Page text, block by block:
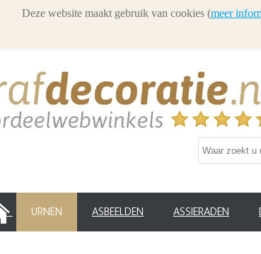
URNEN ASBEELDEN ASSIERADEN
Deze website maakt gebruik van cookies (meer